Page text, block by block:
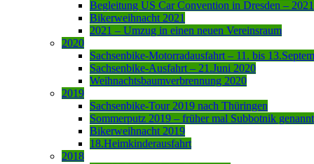
Begleitung US Car Convention in Dresden – 2021
Bikerweihnacht 2021
2021 – Umzug in einen neuen Vereinsraum
2020
Sachsenbike-Motorradausfahrt – 11. bis
Sachsenbike-Ausfahrt – 21.Juni 2020
Weihnachtsbaumverbrennung 2020
2019
Sachsenbike-Tour 2019 nach Thüringen
Sommerputz 2019 – früher mal Subbotnik genannt
Bikerweihnacht 2019
18.Heimkinderausfahrt
2018